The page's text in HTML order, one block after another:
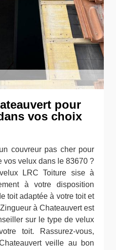
pour
vos choix
couvreur pas cher pour
vos velux dans le 83670 ?
LRC Toiture sise à
à votre disposition
toit adaptée à votre toit et
à Chateauvert est
sur le type de velux
toit. Rassurez-vous,
veille au bon